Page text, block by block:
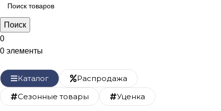
Поиск
0
0 элементы
Каталог
Распродажа
Сезонные товары
Уценка